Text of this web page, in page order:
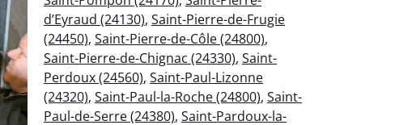
d’Eyraud (24130), Saint-Pierre-de-Frugie
(24450), Saint-Pierre-de-Côle (24800),
Saint-Pierre-de-Chignac (24330), Saint-
Perdoux (24560), Saint-Paul-Lizonne
(24320), Saint-Paul-la-Roche (24800), Saint-
Paul-de-Serre (24380), Saint-Pardoux-la-